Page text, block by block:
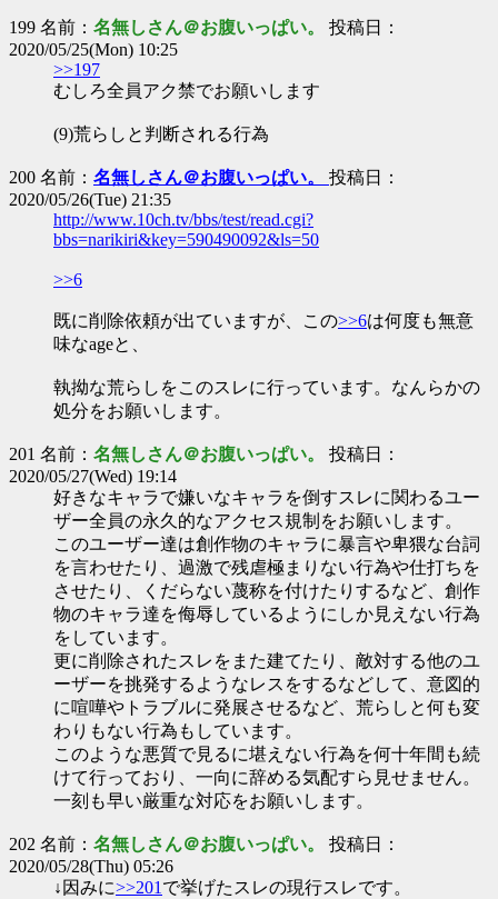
199 名前： 名無しさん＠お腹いっぱい。 投稿日：
2020/05/25(Mon) 10:25
>>197
むしろ全員アク禁でお願いします
(9)荒らしと判断される行為
200 名前： 名無しさん＠お腹いっぱい。 投稿日：
2020/05/26(Tue) 21:35
http://www.10ch.tv/bbs/test/read.cgi?
bbs=narikiri&key=590490092&ls=50
>>6
既に削除依頼が出ていますが、この>>6は何度も無意
味なageと、
執拗な荒らしをこのスレに行っています。なんらかの
処分をお願いします。
201 名前： 名無しさん＠お腹いっぱい。 投稿日：
2020/05/27(Wed) 19:14
好きなキャラで嫌いなキャラを倒すスレに関わるユー
ザー全員の永久的なアクセス規制をお願いします。
このユーザー達は創作物のキャラに暴言や卑猥な台詞
を言わせたり、過激で残虐極まりない行為や仕打ちを
させたり、くだらない蔑称を付けたりするなど、創作
物のキャラ達を侮辱しているようにしか見えない行為
をしています。
更に削除されたスレをまた建てたり、敵対する他のユ
ーザーを挑発するようなレスをするなどして、意図的
に喧嘩やトラブルに発展させるなど、荒らしと何も変
わりもない行為もしています。
このような悪質で見るに堪えない行為を何十年間も続
けて行っており、一向に辞める気配すら見せません。
一刻も早い厳重な対応をお願いします。
202 名前： 名無しさん＠お腹いっぱい。 投稿日：
2020/05/28(Thu) 05:26
↓因みに>>201 で挙げたスレの現行スレです。